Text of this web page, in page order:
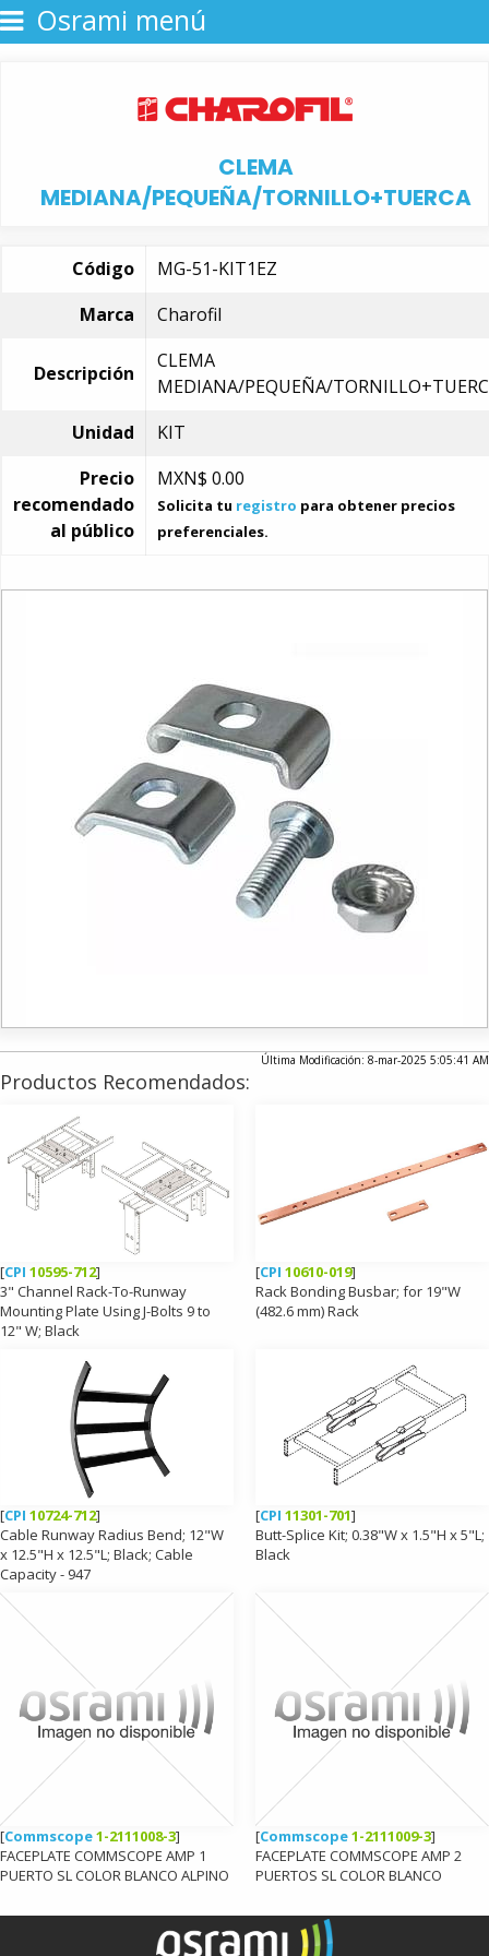
Osrami menú
CLEMA
MEDIANA/PEQUEÑA/TORNILLO+TUERCA
Código
MG-51-KIT1EZ
Marca
Charofil
Descripción
CLEMA
MEDIANA/PEQUEÑA/
Unidad
KIT
Precio
recomendado
al público
MXN$ 0.00
Solicita tu registro para obtener precios
preferenciales.
Última Modificación: 8-mar-2025 5:05:41 AM
Productos Recomendados:
[CPI 10595-712]
3" Channel Rack-To-Runway
Mounting Plate Using J-Bolts 9 to
12" W; Black
[CPI 10610-019]
Rack Bonding Busbar; for 19"W
(482.6 mm) Rack
[CPI 10724-712]
Cable Runway Radius Bend; 12"W
x 12.5"H x 12.5"L; Black; Cable
Capacity - 947
[CPI 11301-701]
Butt-Splice Kit; 0.38"W x 1.5"H x 5"L;
Black
[Commscope1-2111008-3]
FACEPLATE COMMSCOPE AMP 1
PUERTO SL COLOR BLANCO ALPINO
[Commscope1-2111009-3]
FACEPLATE COMMSCOPE AMP 2
PUERTOS SL COLOR BLANCO